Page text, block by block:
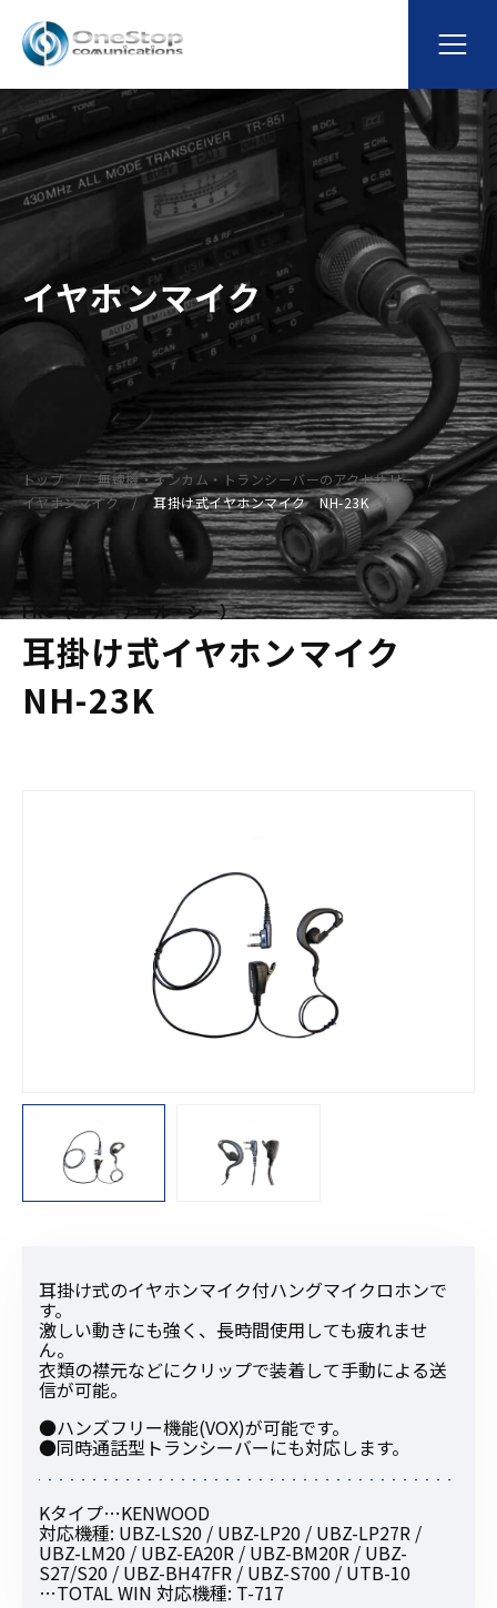
イヤホンマイク
トップ
無線機・インカム・トランシーバーのアクセサリー
イヤホンマイク
耳掛け式イヤホンマイク NH-23K
FRC（エフ・アール・シー）
耳掛け式イヤホンマイク
NH-23K
耳掛け式のイヤホンマイク付ハングマイクロホンで
す。
激しい動きにも強く、長時間使用しても疲れませ
ん。
衣類の襟元などにクリップで装着して手動による送
信が可能。
●ハンズフリー機能(VOX)が可能です。
●同時通話型トランシーバーにも対応します。
Kタイプ…KENWOOD
対応機種: UBZ-LS20 / UBZ-LP20 / UBZ-LP27R /
UBZ-LM20 / UBZ-EA20R / UBZ-BM20R / UBZ-
S27/S20 / UBZ-BH47FR / UBZ-S700 / UTB-10
…TOTAL WIN 対応機種: T-717